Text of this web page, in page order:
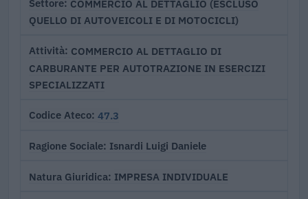
Settore COMMERCIO AL DETTAGLIO (ESCLUSO
QUELLO DI AUTOVEICOLI E DI MOTOCICLI)
Attività COMMERCIO AL DETTAGLIO DI
CARBURANTE PER AUTOTRAZIONE IN ESERCIZI
SPECIALIZZATI
Codice Ateco 47.3
Ragione Sociale Isnardi Luigi Daniele
Natura Giuridica IMPRESA INDIVIDUALE